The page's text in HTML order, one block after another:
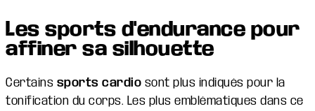
Les sports d'endurance pour
affiner sa silhouette
Certains sports cardio sont plus indiqués pour la
tonification du corps. Les plus emblématiques dans ce